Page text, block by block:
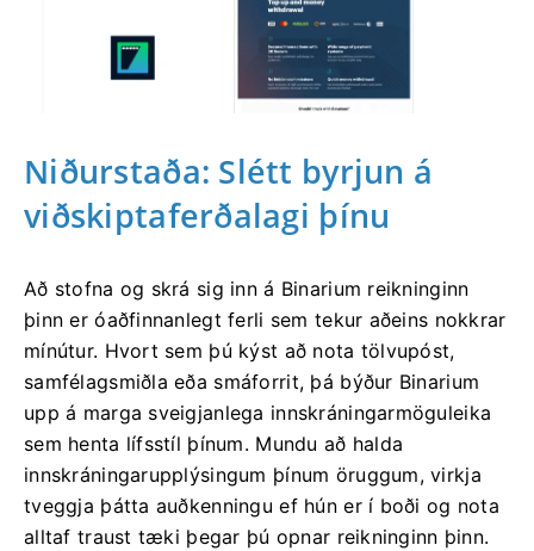
Niðurstaða: Slétt byrjun á
viðskiptaferðalagi þínu
Að stofna og skrá sig inn á Binarium reikninginn
þinn er óaðfinnanlegt ferli sem tekur aðeins nokkrar
mínútur. Hvort sem þú kýst að nota tölvupóst,
samfélagsmiðla eða smáforrit, þá býður Binarium
upp á marga sveigjanlega innskráningarmöguleika
sem henta lífsstíl þínum. Mundu að halda
innskráningarupplýsingum þínum öruggum, virkja
tveggja þátta auðkenningu ef hún er í boði og nota
alltaf traust tæki þegar þú opnar reikninginn þinn.